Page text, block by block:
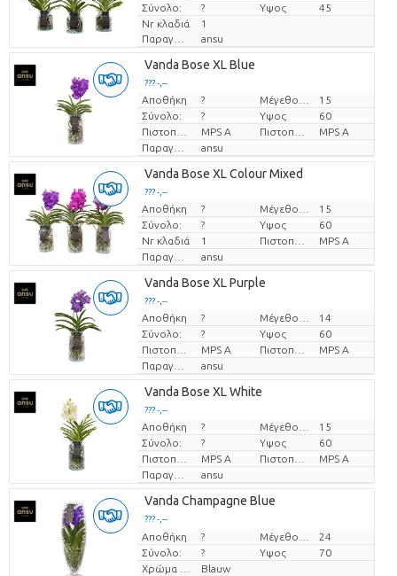
Σύνολο:
? Υψος
45
Nr κλαδιά
1
Παραγωγός
ansu
Vanda Bose XL Blue
??? -,--
Τιμή ανά τεμάχιο
Αποθήκη ?
15
Σύνολο:
? Υψος
60
MPS A
MPS A
Παραγωγός
ansu
Vanda Bose XL Colour Mixed
??? -,--
Τιμή ανά τεμάχιο
Αποθήκη ?
15
Σύνολο:
? Υψος
60
Nr κλαδιά
1
MPS A
Παραγωγός
ansu
Vanda Bose XL Purple
??? -,--
Τιμή ανά τεμάχιο
Αποθήκη ?
14
Σύνολο:
? Υψος
60
MPS A
MPS A
Παραγωγός
ansu
Vanda Bose XL White
??? -,--
Τιμή ανά τεμάχιο
Αποθήκη ?
15
Σύνολο:
? Υψος
60
MPS A
MPS A
Παραγωγός
ansu
Vanda Champagne Blue
??? -,--
Τιμή ανά τεμάχιο
Αποθήκη ?
24
Σύνολο:
? Υψος
70
Blauw